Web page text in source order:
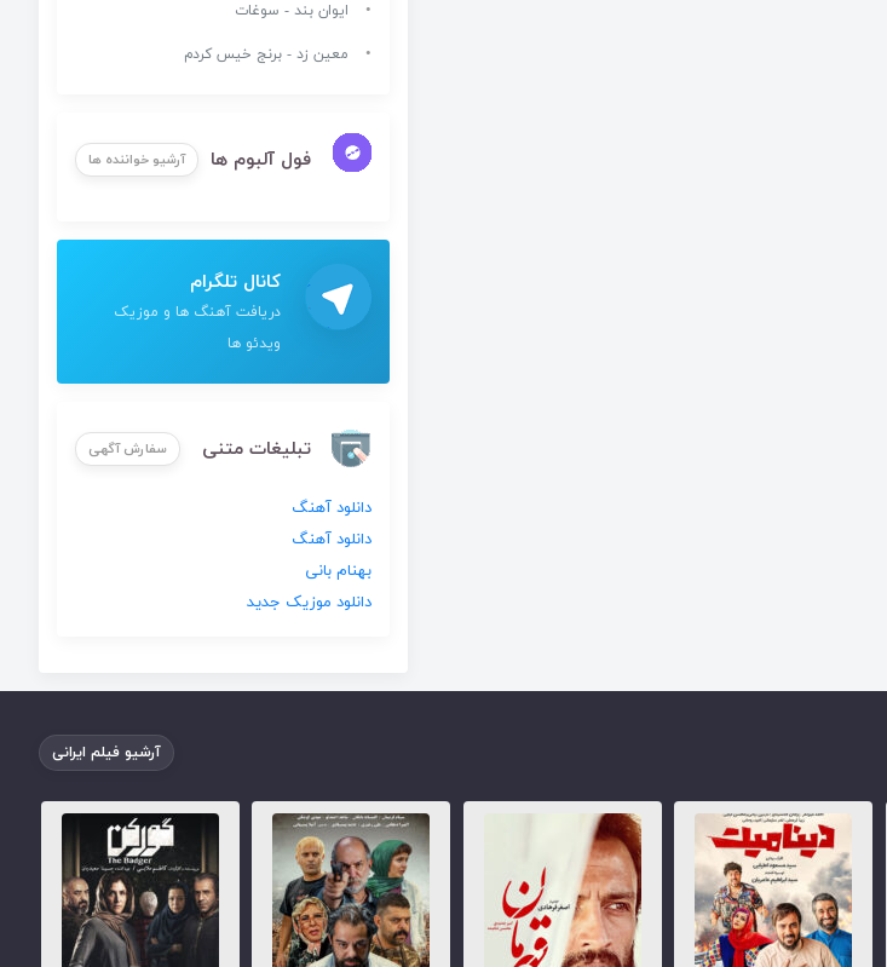
ایوان بند - سوغات
معین زد - برنج خیس کردم
فول آلبوم ها آرشیو خواننده ها
کانال تلگرام
دریافت آهنگ ها و موزیک
ویدئو ها
تبلیغات متنی سفارش آگهی
دانلود آهنگ
دانلود آهنگ
بهنام بانی
دانلود موزیک جدید
آرشیو فیلم ایرانی